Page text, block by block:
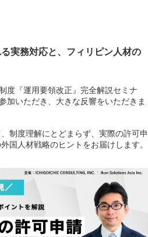
実務対応と、フィリピン人材の
度『運用要領改正』完全解説セミナ
加いただき、大きな反響をいただきま
制度理解にとどまらず、実際の許可申
国人材戦略のヒントをお届けします。